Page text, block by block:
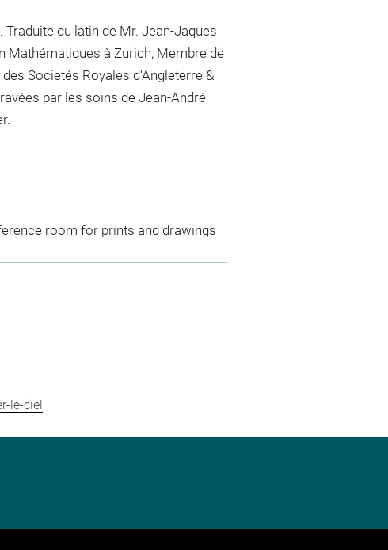
du latin de Mr. Jean-Jaques
Mathématiques à Zurich, Membre de
Societés Royales d'Angleterre &
par les soins de Jean-André
room for prints and drawings
le-ciel